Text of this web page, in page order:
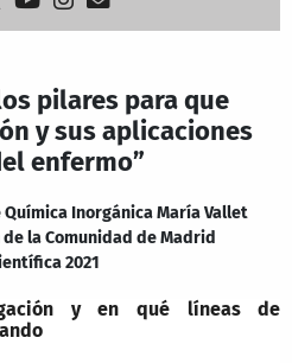
pilares para que
y sus aplicaciones
enfermo”
Inorgánica María Vallet
la Comunidad de Madrid
2021
y en qué líneas de